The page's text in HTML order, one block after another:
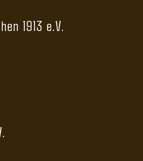
1913 e.V.